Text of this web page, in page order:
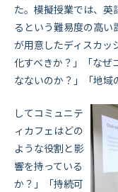
た。模擬授業では、英
るという難易度の高い
が用意したディスカッ
化すべきか？」「なぜ
なないのか？」「地域
してコミュニテ
ィカフェはどの
ような役割と影
響を持っている
か？」「持続可